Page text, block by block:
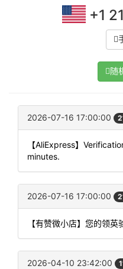
+1
随
2026-07-16 17:00:00
【AliExpress】
minutes.
2026-07-16 17:00:00
【有赞微小店】您的领英
2026-04-10 23:42:00